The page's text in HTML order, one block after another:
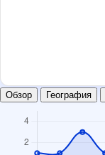
Обзор География